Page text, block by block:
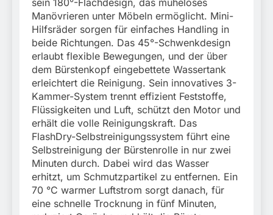
sein 180°-Flachdesign, das müheloses
Manövrieren unter Möbeln ermöglicht. Mini-
Hilfsräder sorgen für einfaches Handling in
beide Richtungen. Das 45°-Schwenkdesign
erlaubt flexible Bewegungen, und der über
dem Bürstenkopf eingebettete Wassertank
erleichtert die Reinigung. Sein innovatives 3-
Kammer-System trennt effizient Feststoffe,
Flüssigkeiten und Luft, schützt den Motor und
erhält die volle Reinigungskraft. Das
FlashDry-Selbstreinigungssystem führt eine
Selbstreinigung der Bürstenrolle in nur zwei
Minuten durch. Dabei wird das Wasser
erhitzt, um Schmutzpartikel zu entfernen. Ein
70 °C warmer Luftstrom sorgt danach, für
eine schnelle Trocknung in fünf Minuten,